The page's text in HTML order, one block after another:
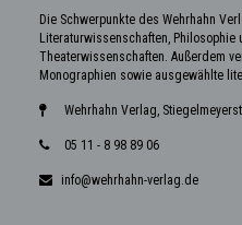
Die Schwerpunkte des Wehrhahn
Literaturwissenschaften,
Theaterwissenschaften. Außerdem
Monographien sowie ausgewählte
Wehrhahn Verlag,
05 11 - 8 98 89 06
info@wehrhahn-verlag.de